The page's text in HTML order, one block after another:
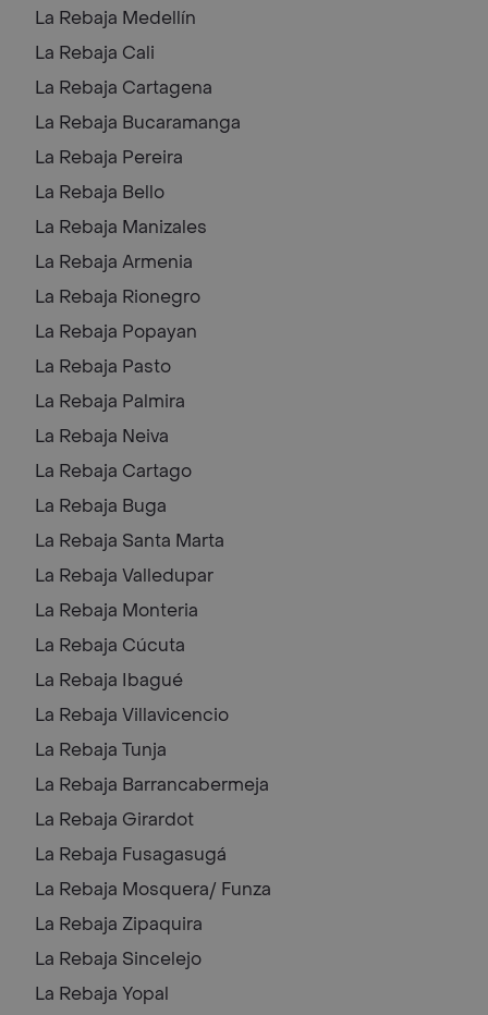
La Rebaja Medellín
La Rebaja Cali
La Rebaja Cartagena
La Rebaja Bucaramanga
La Rebaja Pereira
La Rebaja Bello
La Rebaja Manizales
La Rebaja Armenia
La Rebaja Rionegro
La Rebaja Popayan
La Rebaja Pasto
La Rebaja Palmira
La Rebaja Neiva
La Rebaja Cartago
La Rebaja Buga
La Rebaja Santa Marta
La Rebaja Valledupar
La Rebaja Monteria
La Rebaja Cúcuta
La Rebaja Ibagué
La Rebaja Villavicencio
La Rebaja Tunja
La Rebaja Barrancabermeja
La Rebaja Girardot
La Rebaja Fusagasugá
La Rebaja Mosquera/ Funza
La Rebaja Zipaquira
La Rebaja Sincelejo
La Rebaja Yopal